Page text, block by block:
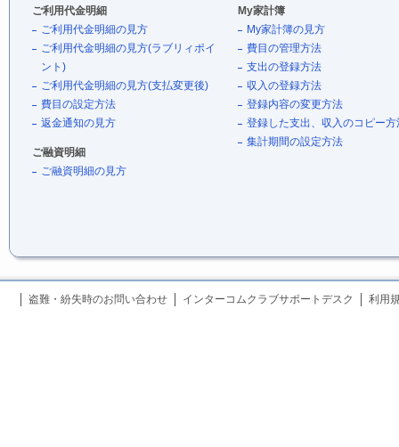
ご利用代金明細
ご利用代金明細の見方
ご利用代金明細の見方(ラブリィポイ
ント)
ご利用代金明細の見方(支払変更後)
費目の設定方法
返金通知の見方
ご融資明細
ご融資明細の見方
My家計簿
My家計簿の見方
費目の管理方法
支出の登録方法
収入の登録方法
登録内容の変更方法
登録した支出、収入のコピー方
集計期間の設定方法
盗難・紛失時のお問い合わせ インターコムクラブサポートデスク 利用